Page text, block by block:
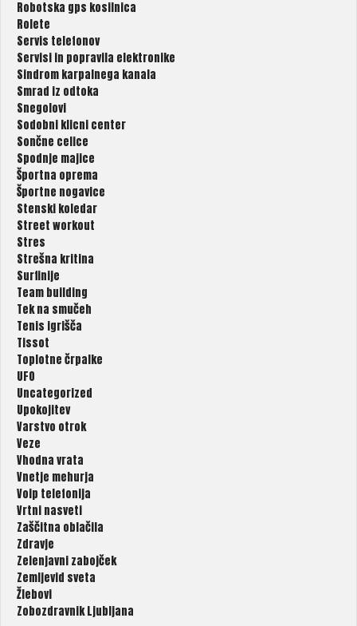
Robotska gps kosilnica
Rolete
Servis telefonov
Servisi in popravila elektronike
Sindrom karpalnega kanala
Smrad iz odtoka
Snegolovi
Sodobni klicni center
Sončne celice
Spodnje majice
Športna oprema
Športne nogavice
Stenski koledar
Street workout
Stres
Strešna kritina
Surfinije
Team building
Tek na smučeh
Tenis igrišča
Tissot
Toplotne črpalke
UFO
Uncategorized
Upokojitev
Varstvo otrok
Veze
Vhodna vrata
Vnetje mehurja
Voip telefonija
Vrtni nasveti
Zaščitna oblačila
Zdravje
Zelenjavni zabojček
Zemljevid sveta
Žlebovi
Zobozdravnik Ljubljana